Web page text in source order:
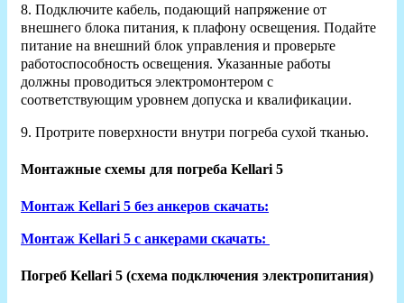
8. Подключите кабель, подающий напряжение от
внешнего блока питания, к плафону освещения. Подайте
питание на внешний блок управления и проверьте
работоспособность освещения. Указанные работы
должны проводиться электромонтером с
соответствующим уровнем допуска и квалификации.
9. Протрите поверхности внутри погреба сухой тканью.
Монтажные схемы для погреба Kellari 5
Монтаж Kellari 5 без анкеров скачать:
Монтаж Kellari 5 с анкерами скачать:
Погреб Kellari 5 (схема подключения электропитания)